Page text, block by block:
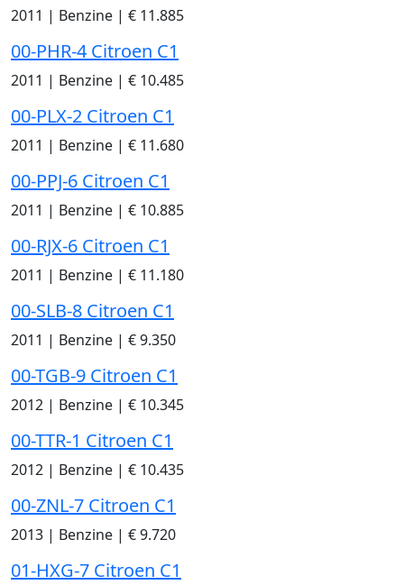
2011 | Benzine | € 11.885
00-PHR-4 Citroen C1
2011 | Benzine | € 10.485
00-PLX-2 Citroen C1
2011 | Benzine | € 11.680
00-PPJ-6 Citroen C1
2011 | Benzine | € 10.885
00-RJX-6 Citroen C1
2011 | Benzine | € 11.180
00-SLB-8 Citroen C1
2011 | Benzine | € 9.350
00-TGB-9 Citroen C1
2012 | Benzine | € 10.345
00-TTR-1 Citroen C1
2012 | Benzine | € 10.435
00-ZNL-7 Citroen C1
2013 | Benzine | € 9.720
01-HXG-7 Citroen C1